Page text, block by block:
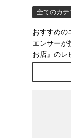
全てのカテ
おすすめの
エンサーが
お店』のレ